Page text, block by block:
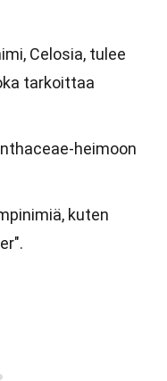
Celosia, tulee
tarkoittaa
heimoon
kuten